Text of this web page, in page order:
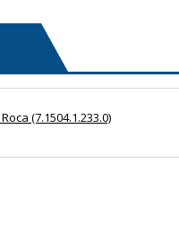
(7.1504.1.233.0)